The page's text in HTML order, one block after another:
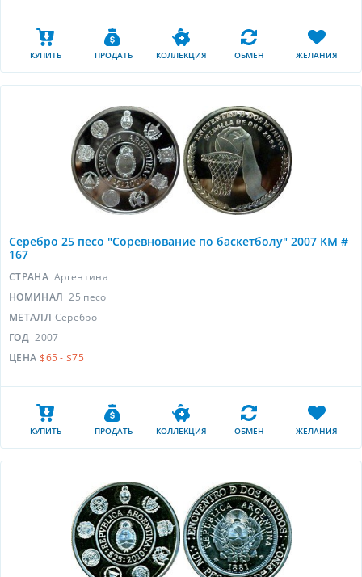
КУПИТЬ ПРОДАТЬ КОЛЛЕКЦИЯ ОБМЕН ЖЕЛАНИЯ
Серебро 25 песо "Соревнование по баскетболу" 2007 KM #
167
СТРАНА Аргентина
НОМИНАЛ 25 песо
МЕТАЛЛ Серебро
ГОД 2007
ЦЕНА $65 - $75
КУПИТЬ ПРОДАТЬ КОЛЛЕКЦИЯ ОБМЕН ЖЕЛАНИЯ